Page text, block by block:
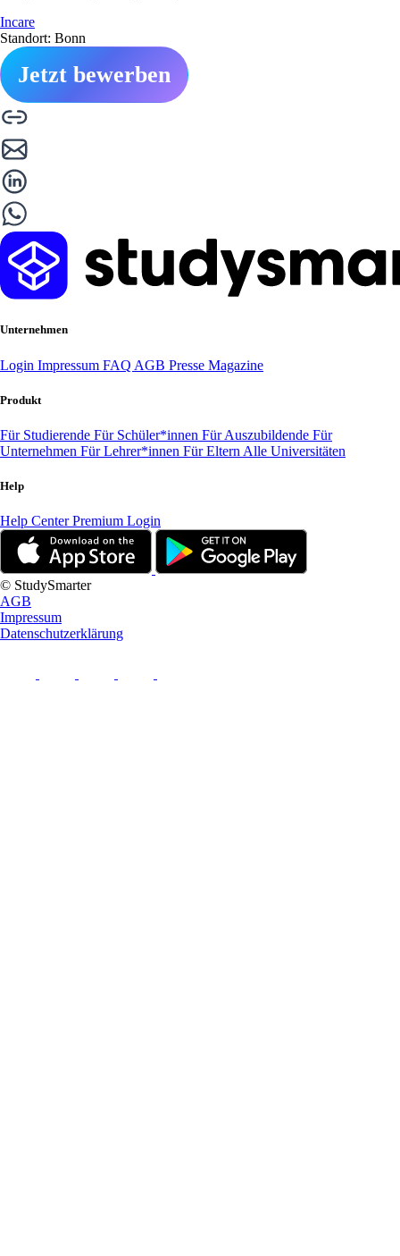
Incare
Standort: Bonn
Jetzt bewerben
Unternehmen
Login Impressum FAQ AGB Presse Magazine
Produkt
Für Studierende Für Schüler*innen Für Auszubildende Für
Unternehmen Für Lehrer*innen Für Eltern Alle Universitäten
Help
Help CenterPremium Login
© StudySmarter
AGB
Impressum
Datenschutzerklärung